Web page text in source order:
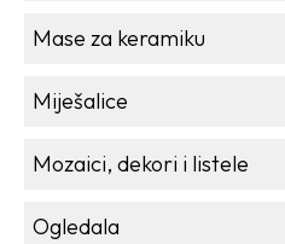
Mase za keramiku
Miješalice
Mozaici, dekori i listele
Ogledala